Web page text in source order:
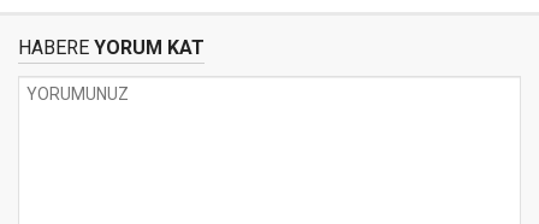
HABERE YORUM KAT